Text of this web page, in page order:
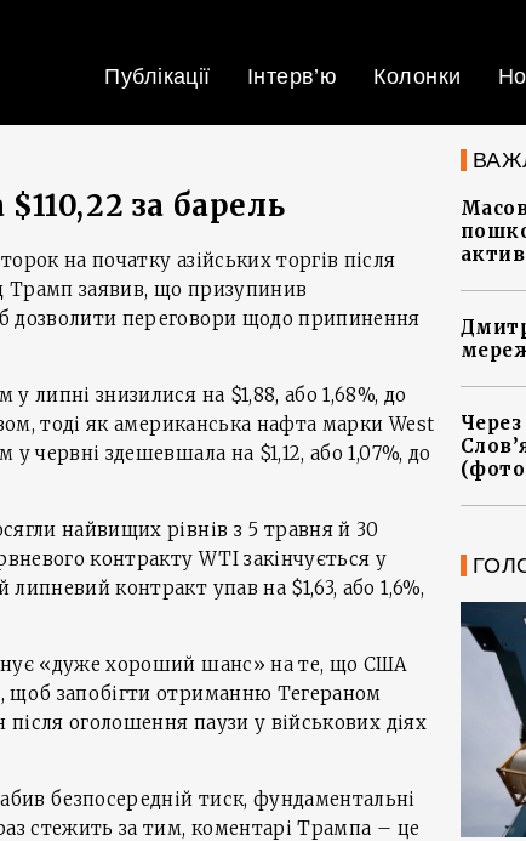
Публікації Інтерв’ю Колонки
за барель
на початку азійських торгів після
Трамп заявив, що призупинив
дозволити переговори щодо припинення
липні знизилися на $1,88, або 1,68%, до
тоді як американська нафта марки West
червні здешевшала на $1,12, або 1,07%, до
найвищих рівнів з 5 травня й 30
контракту WTI закінчується у
контракт упав на $1,63, або 1,6%,
«дуже хороший шанс» на те, що США
щоб запобігти отриманню Тегераном
після оголошення паузи у військових діях
безпосередній тиск, фундаментальні
стежить за тим, коментарі Трампа – це
Через